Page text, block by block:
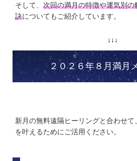
そして、 次回の満月の特徴や運気別
訣についてもご紹介しています。
↓↓↓
２０２６年８月満月
新月の無料遠隔ヒーリングと合わせ
を叶えるためにご活用ください。